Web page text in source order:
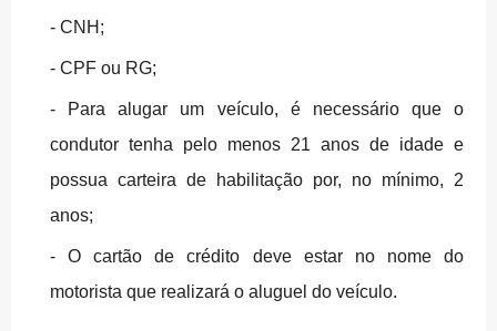
CNH;
CPF ou RG;
Para alugar um veículo, é necessário que o
condutor tenha pelo menos 21 anos de idade e
possua carteira de habilitação por, no mínimo, 2
anos;
O cartão de crédito deve estar no nome do
motorista que realizará o aluguel do veículo.